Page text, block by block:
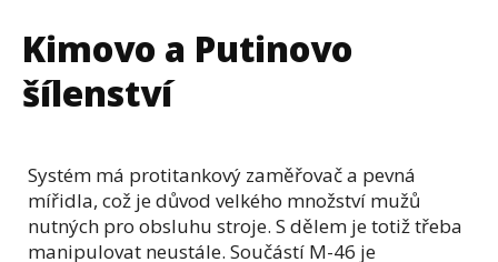
Kimovo a Putinovo
šílenství
Systém má protitankový zaměřovač a pevná
mířidla, což je důvod velkého množství mužů
nutných pro obsluhu stroje. S dělem je totiž třeba
manipulovat neustále. Součástí M-46 je